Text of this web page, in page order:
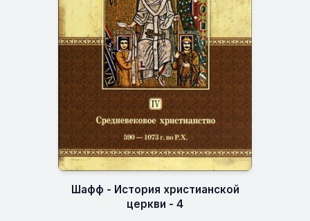
Шафф - История христианской
церкви - 4